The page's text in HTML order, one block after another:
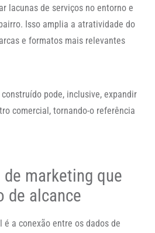
lacunas de serviços no entorno e
Isso amplia a atratividade do
e formatos mais relevantes
pode, inclusive, expandir
comercial, tornando-o referência
marketing que
de alcance
a conexão entre os dados de